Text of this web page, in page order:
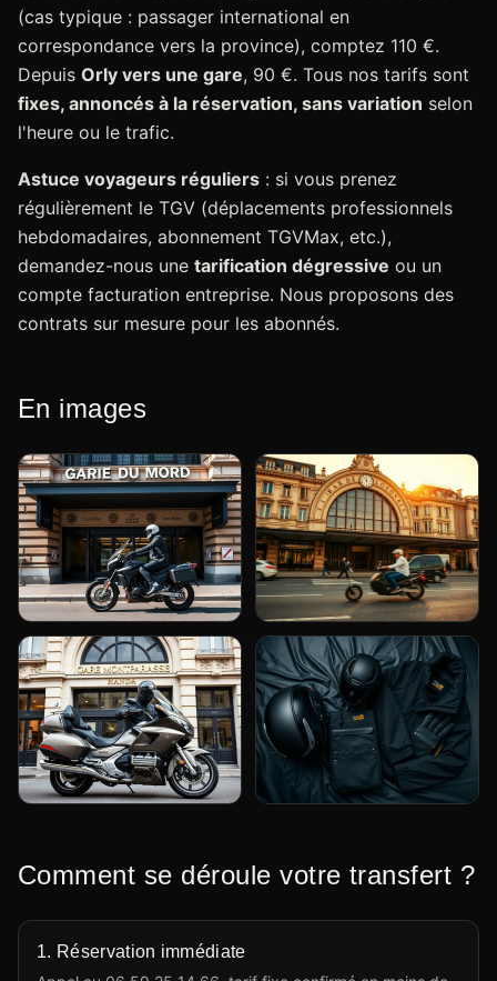
(cas typique : passager international en
correspondance vers la province), comptez 110 €.
Depuis Orly vers une gare, 90 €. Tous nos tarifs sont
fixes, annoncés à la réservation, sans variation selon
l'heure ou le trafic.
Astuce voyageurs réguliers : si vous prenez
régulièrement le TGV (déplacements professionnels
hebdomadaires, abonnement TGVMax, etc.),
demandez-nous une tarification dégressive ou un
compte facturation entreprise. Nous proposons des
contrats sur mesure pour les abonnés.
En images
Taxi moto Gare du Nord —
correspondance Eurostar, Thalys
et grandes lignes
Moto taxi vers Gare de Lyon —
départs TGV Sud-Est et liaisons
internationales
Comment se déroule votre transfert ?
1. Réservation immédiate